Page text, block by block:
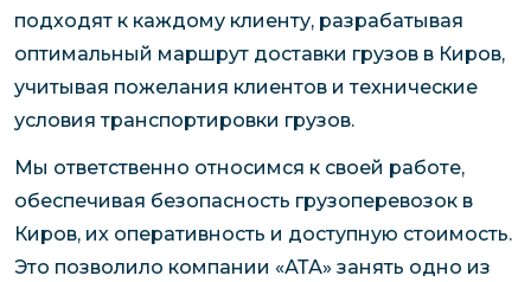
подходят к каждому клиенту, разрабатывая
оптимальный маршрут доставки грузов в Киров,
учитывая пожелания клиентов и технические
условия транспортировки грузов.
Мы ответственно относимся к своей работе,
обеспечивая безопасность грузоперевозок в
Киров, их оперативность и доступную стоимость.
Это позволило компании «АТА» занять одно из